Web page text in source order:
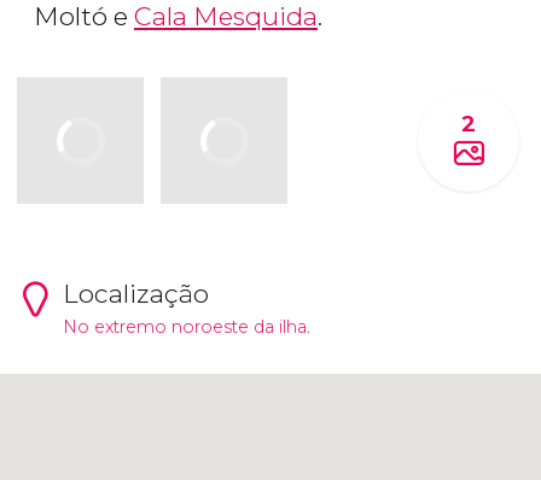
Moltó e Cala Mesquida.
2
Localização
No extremo noroeste da ilha.